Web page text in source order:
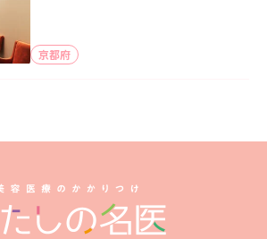
京都府